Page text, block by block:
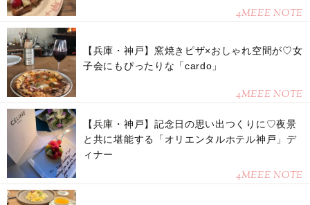
4MEEE NOTE
【兵庫・神戸】窯焼きピザ×おしゃれ空間が♡女
子会にもぴったりな「cardo」
4MEEE NOTE
【兵庫・神戸】記念日の思い出つくりに♡夜景
と共に堪能する「オリエンタルホテル神戸」デ
ィナー
4MEEE NOTE